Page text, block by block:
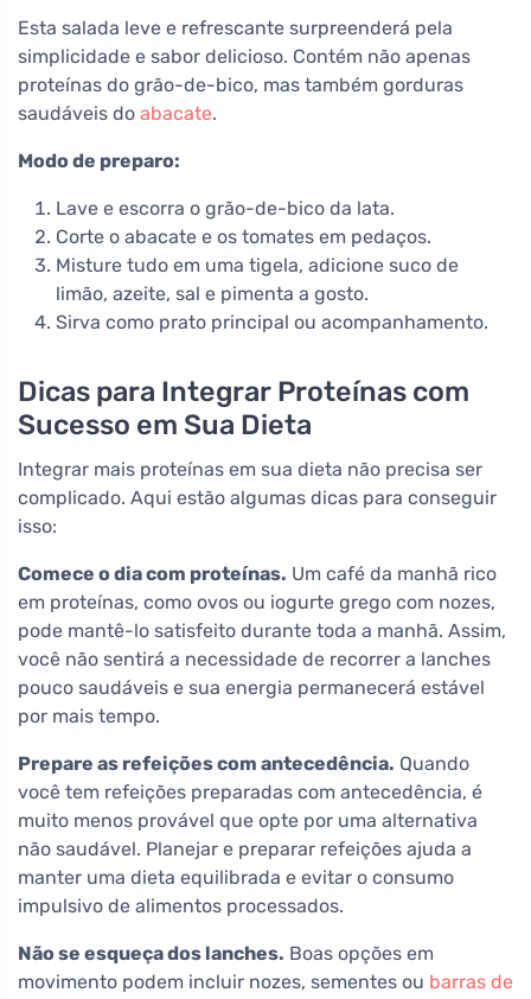
Esta salada leve e refrescante surpreenderá pela
simplicidade e sabor delicioso. Contém não apenas
proteínas do grão-de-bico, mas também gorduras
saudáveis do abacate.
Modo de preparo:
Lave e escorra o grão-de-bico da lata.
Corte o abacate e os tomates em pedaços.
Misture tudo em uma tigela, adicione suco de
limão, azeite, sal e pimenta a gosto.
Sirva como prato principal ou acompanhamento.
Dicas para Integrar Proteínas com
Sucesso em Sua Dieta
Integrar mais proteínas em sua dieta não precisa ser
complicado. Aqui estão algumas dicas para conseguir
isso:
Comece o dia com proteínas. Um café da manhã rico
em proteínas, como ovos ou iogurte grego com nozes,
pode mantê-lo satisfeito durante toda a manhã. Assim,
você não sentirá a necessidade de recorrer a lanches
pouco saudáveis e sua energia permanecerá estável
por mais tempo.
Prepare as refeições com antecedência. Quando
você tem refeições preparadas com antecedência, é
muito menos provável que opte por uma alternativa
não saudável. Planejar e preparar refeições ajuda a
manter uma dieta equilibrada e evitar o consumo
impulsivo de alimentos processados.
Não se esqueça dos lanches. Boas opções em
movimento podem incluir nozes, sementes ou barras de